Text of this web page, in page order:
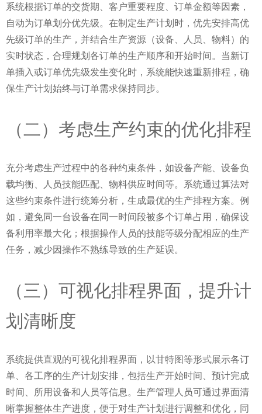
系统根据订单的交货期、客户重要程度、订单金额等因素，
自动为订单划分优先级。在制定生产计划时，优先安排高优
先级订单的生产，并结合生产资源（设备、人员、物料）的
实时状态，合理规划各订单的生产顺序和开始时间。当新订
单插入或订单优先级发生变化时，系统能快速重新排程，确
保生产计划始终与订单需求保持同步。
（二）考虑生产约束的优化排程
充分考虑生产过程中的各种约束条件，如设备产能、设备负
载均衡、人员技能匹配、物料供应时间等。系统通过算法对
这些约束条件进行统筹分析，生成最优的生产排程方案。例
如，避免同一台设备在同一时间段被多个订单占用，确保设
备利用率最大化；根据操作人员的技能等级分配相应的生产
任务，减少因操作不熟练导致的生产延误。
（三）可视化排程界面，提升计
划清晰度
系统提供直观的可视化排程界面，以甘特图等形式展示各订
单、各工序的生产计划安排，包括生产开始时间、预计完成
时间、所用设备和人员等信息。生产管理人员可通过界面清
晰掌握整体生产进度，便于对生产计划进行调整和优化，同